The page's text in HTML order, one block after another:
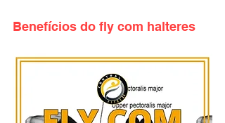
Benefícios do fly com halteres